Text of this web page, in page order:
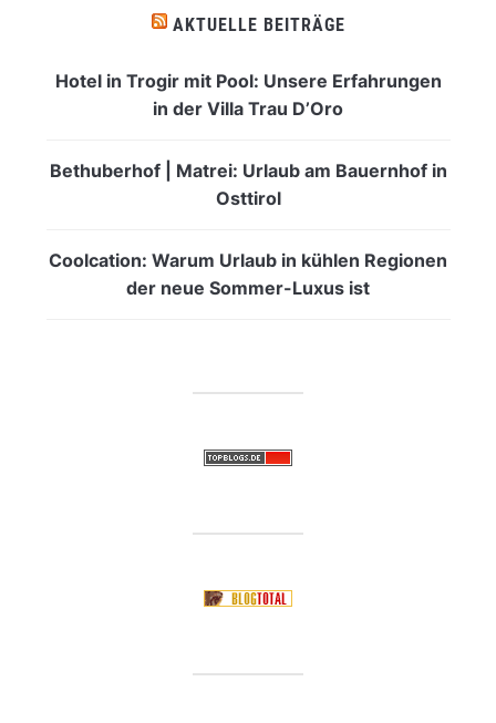
AKTUELLE BEITRÄGE
Hotel in Trogir mit Pool: Unsere Erfahrungen
in der Villa Trau D’Oro
Bethuberhof | Matrei: Urlaub am Bauernhof in
Osttirol
Coolcation: Warum Urlaub in kühlen Regionen
der neue Sommer-Luxus ist